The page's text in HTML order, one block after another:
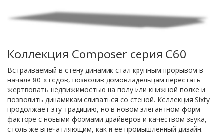
Коллекция Composer серия C60
Встраиваемый в стену динамик стал крупным прорывом в
начале 80-х годов, позволив домовладельцам перестать
жертвовать недвижимостью на полу или книжной полке и
позволить динамикам сливаться со стеной. Коллекция Sixty
продолжает эту традицию, но в новом элегантном форм-
факторе с новыми формами драйверов и качеством звука,
столь же впечатляющим, как и ее промышленный дизайн.